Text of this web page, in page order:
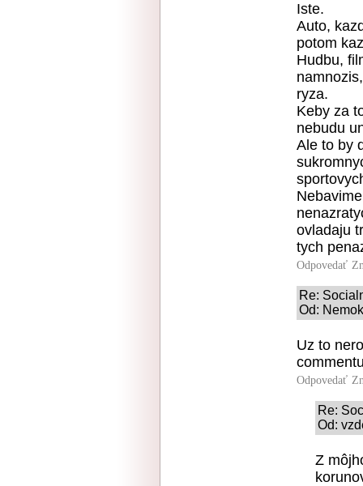
Iste.
Auto,
potom
Hudbu,
ryza.
Keby za
nebudu
Ale to by
ovladaju
tych
Odpovedať
Re:
Od:
Uz to
Odpovedať
Re:
Od:
Z